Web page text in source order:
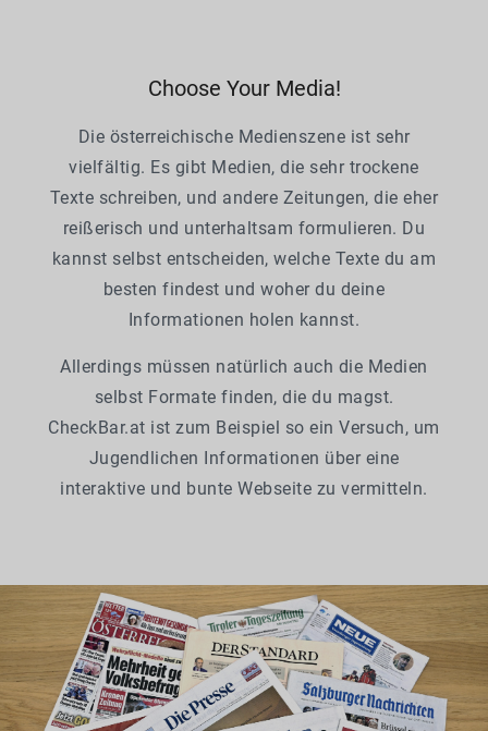
Choose Your Media!
Die österreichische Medienszene ist sehr
vielfältig. Es gibt Medien, die sehr trockene
Texte schreiben, und andere Zeitungen, die eher
reißerisch und unterhaltsam formulieren. Du
kannst selbst entscheiden, welche Texte du am
besten findest und woher du deine
Informationen holen kannst.
Allerdings müssen natürlich auch die Medien
selbst Formate finden, die du magst.
CheckBar.at ist zum Beispiel so ein Versuch, um
Jugendlichen Informationen über eine
interaktive und bunte Webseite zu vermitteln.